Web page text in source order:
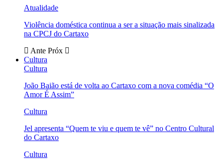
Atualidade
Violência doméstica continua a ser a situação mais sinalizada
na CPCJ do Cartaxo
Ante Próx
Cultura
Cultura
João Baião está de volta ao Cartaxo com a nova comédia “O
Amor É Assim”
Cultura
Jel apresenta “Quem te viu e quem te vê” no Centro Cultural
do Cartaxo
Cultura